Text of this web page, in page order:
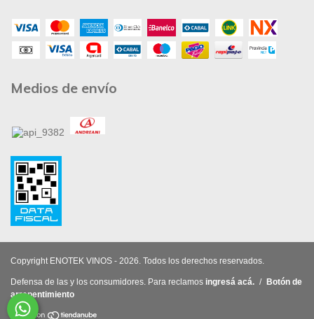
Medios de envío
Copyright ENOTEK VINOS - 2026. Todos los derechos reservados.
Defensa de las y los consumidores. Para reclamos ingresá acá. / Botón de
arrepentimiento